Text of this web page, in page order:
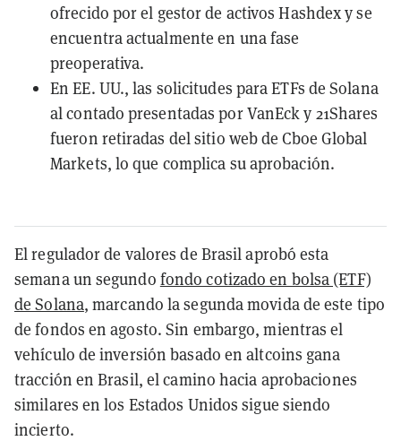
ofrecido por el gestor de activos Hashdex y se
encuentra actualmente en una fase
preoperativa.
En EE. UU., las solicitudes para ETFs de Solana
al contado presentadas por VanEck y 21Shares
fueron retiradas del sitio web de Cboe Global
Markets, lo que complica su aprobación.
El regulador de valores de Brasil aprobó esta
semana un segundo fondo cotizado en bolsa (ETF)
de Solana, marcando la segunda movida de este tipo
de fondos en agosto. Sin embargo, mientras el
vehículo de inversión basado en altcoins gana
tracción en Brasil, el camino hacia aprobaciones
similares en los Estados Unidos sigue siendo
incierto.